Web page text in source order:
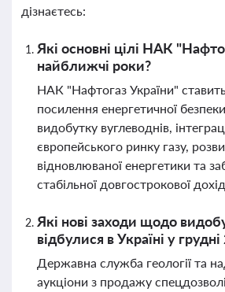
дізнаєтесь:
Які основні цілі НАК
найближчі роки?
НАК "Нафтогаз України"
посилення енергетичної
видобутку вуглеводнів,
європейського ринку газу,
відновлюваної енергетики та
стабільної довгострокової
Які нові заходи щодо
відбулися в Україні у
Державна служба геології та
аукціони з продажу